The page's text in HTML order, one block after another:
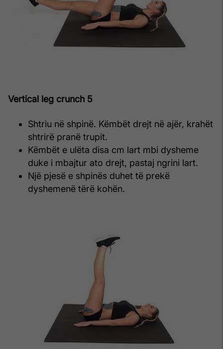
Vertical leg crunch 5
Shtriu në shpinë. Këmbët drejt në ajër, krahët
shtrirë pranë trupit.
Këmbët e ulëta disa cm lart mbi dysheme
duke i mbajtur ato drejt, pastaj ngrini lart.
Një pjesë e shpinës duhet të prekë
dyshemenë tërë kohën.